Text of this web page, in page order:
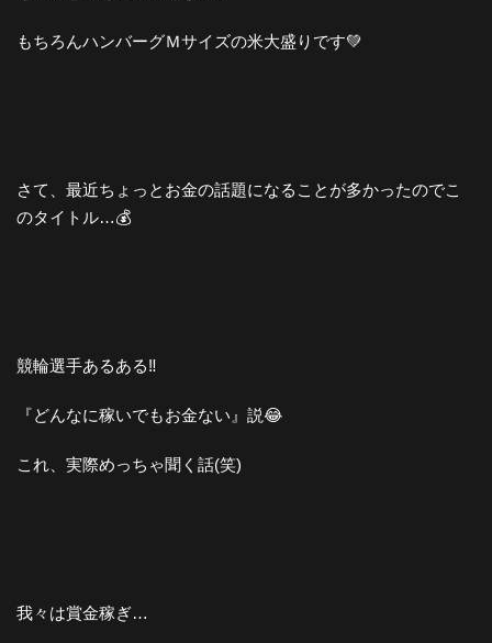
もちろんハンバーグＭサイズの米大盛りです💚
さて、最近ちょっとお金の話題になることが多かったのでこ
のタイトル…💰
競輪選手あるある‼️
『どんなに稼いでもお金ない』説😂
これ、実際めっちゃ聞く話(笑)
我々は賞金稼ぎ…